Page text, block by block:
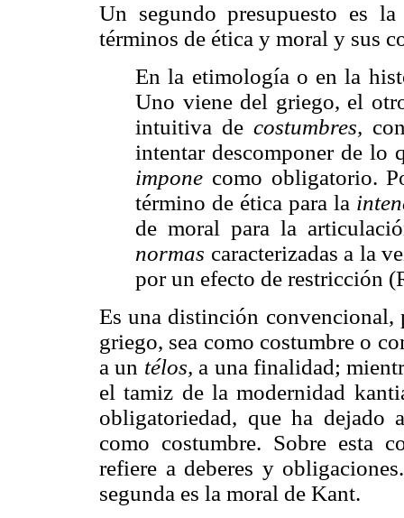
Un segundo presupuesto es
términos de ética y moral y sus
En la etimología o en la
Uno viene del griego, el
intuitiva de costumbres,
intentar descomponer de lo
impone como obligatorio.
término de ética para la
de moral para la
normas caracterizadas a la
por un efecto de restricción
Es una distinción
griego, sea como costumbre o
a un télos, a una finalidad;
el tamiz de la modernidad
obligatoriedad, que ha
como costumbre. Sobre esta
refiere a deberes y
segunda es la moral de Kant.